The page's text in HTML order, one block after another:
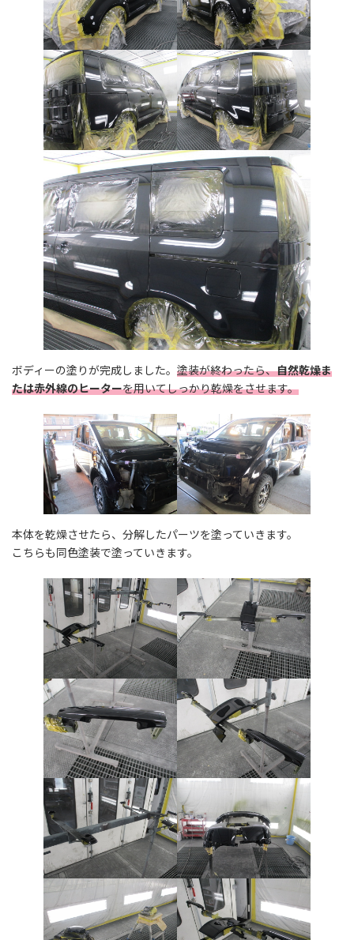
ボディーの塗りが完成しました。 塗装が終わったら、自然乾燥ま
たは赤外線のヒーターを用いてしっかり乾燥をさせます。
本体を乾燥させたら、分解したパーツを塗っていきます。
こちらも同色塗装で塗っていきます。